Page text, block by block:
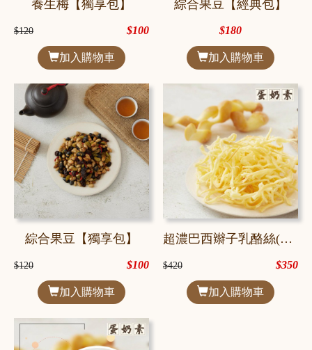
養生梅【獨享包】
$120 $100
加入購物車
綜合果豆【經典包】
$180
加入購物車
綜合果豆【獨享包】
$120 $100
加入購物車
超濃巴西辮子乳酪絲(蛋奶素)【經典包】
$420 $350
加入購物車